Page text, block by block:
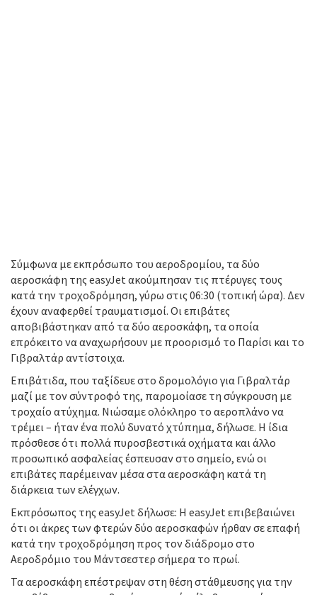
Σύμφωνα με εκπρόσωπο του αεροδρομίου, τα δύο
αεροσκάφη της easyJet ακούμπησαν τις πτέρυγες τους
κατά την τροχοδρόμηση, γύρω στις 06:30 (τοπική ώρα). Δεν
έχουν αναφερθεί τραυματισμοί. Οι επιβάτες
αποβιβάστηκαν από τα δύο αεροσκάφη, τα οποία
επρόκειτο να αναχωρήσουν με προορισμό το Παρίσι και το
Γιβραλτάρ αντίστοιχα.
Επιβάτιδα, που ταξίδευε στο δρομολόγιο για Γιβραλτάρ
μαζί με τον σύντροφό της, παρομοίασε τη σύγκρουση με
τροχαίο ατύχημα. Νιώσαμε ολόκληρο το αεροπλάνο να
τρέμει – ήταν ένα πολύ δυνατό χτύπημα, δήλωσε. Η ίδια
πρόσθεσε ότι πολλά πυροσβεστικά οχήματα και άλλο
προσωπικό ασφαλείας έσπευσαν στο σημείο, ενώ οι
επιβάτες παρέμειναν μέσα στα αεροσκάφη κατά τη
διάρκεια των ελέγχων.
Εκπρόσωπος της easyJet δήλωσε: Η easyJet επιβεβαιώνει
ότι οι άκρες των φτερών δύο αεροσκαφών ήρθαν σε επαφή
κατά την τροχοδρόμηση προς τον διάδρομο στο
Αεροδρόμιο του Μάντσεστερ σήμερα το πρωί.
Τα αεροσκάφη επέστρεψαν στη θέση στάθμευσης για την